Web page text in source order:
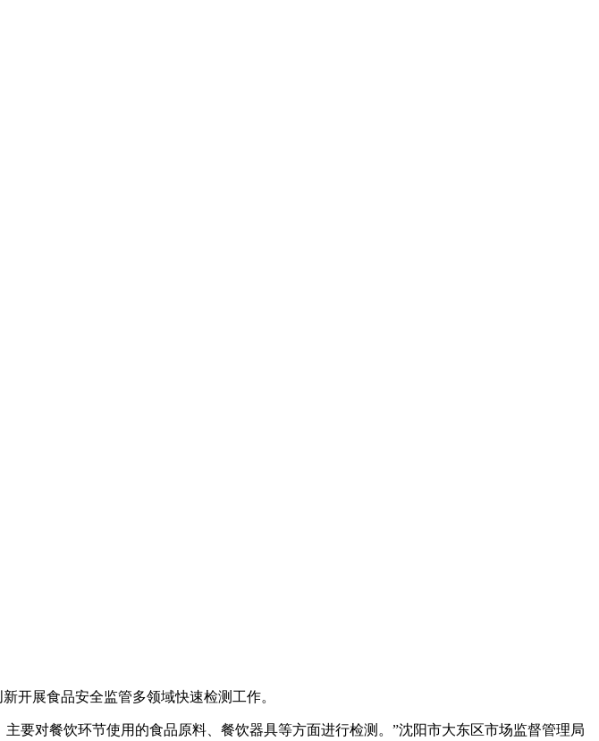
展食品安全监管多领域快速检测工作。
对餐饮环节使用的食品原料、餐饮器具等方面进行检测。”沈阳市大东区市场监督管理局